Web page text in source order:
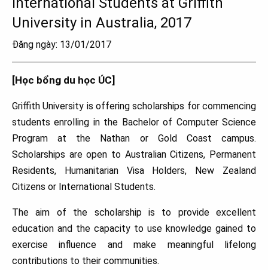
University in Australia, 2017
Đăng ngày: 13/01/2017
[Học bổng du học ÚC]
Griffith University is offering scholarships for commencing
students enrolling in the Bachelor of Computer Science
Program at the Nathan or Gold Coast campus.
Scholarships are open to Australian Citizens, Permanent
Residents, Humanitarian Visa Holders, New Zealand
Citizens or International Students.
The aim of the scholarship is to provide excellent
education and the capacity to use knowledge gained to
exercise influence and make meaningful lifelong
contributions to their communities.